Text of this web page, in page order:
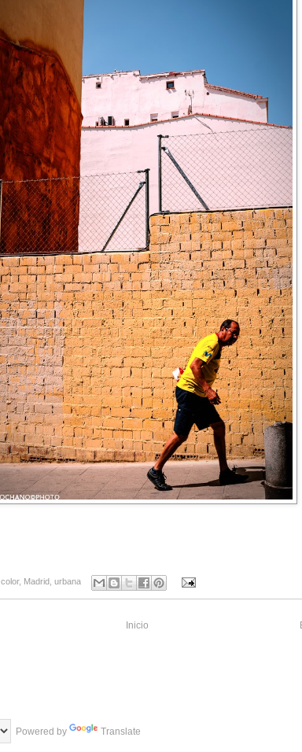
color, Madrid urbana
Inicio
Powered by Translate